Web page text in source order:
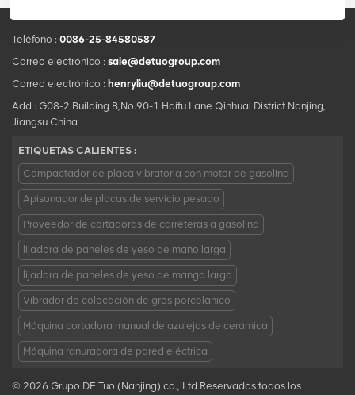
Teléfono : 0086-25-84580587
Correo electrónico : sale@detuogroup.com
Correo electrónico : henryliu@detuogroup.com
Add : G08-2 Building B,No.90-1 Haifu Lane Qinhuai District Nanjing,
Jiangsu China
ETIQUETAS CALIENTES :
Compactador de placa vibratoria con motor de gasolina
Apisonador de placas de servicio pesado
Proveedor de cortadoras de carreteras a gasolina
lijadora de paneles de yeso de mano larga
lijadora de paneles de yeso de mango largo
Vibrador de colocación de gres porcelánico
Máquina cortadora manual de azulejos de cerámica
Máquina ranuradora de pared eléctrica
© 2026 Grupo DE Tuo (Nanjing) co., Ltd Reservados todos los